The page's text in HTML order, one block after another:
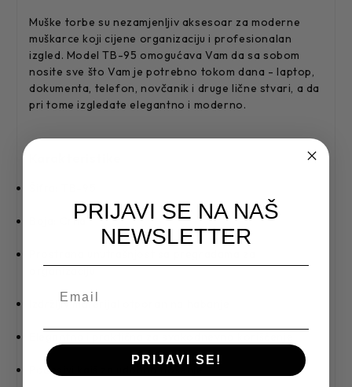
Muške torbe su nezamjenljiv aksesoar za moderne
muškarce koji cijene organizaciju i profesionalan
izgled. Model TB-95 omogućava Vam da sa sobom
nosite sve što Vam je potrebno tokom dana - laptop,
dokumenta, telefon, novčanik i druge lične stvari, a da
pri tome izgledate elegantno i moderno.
Boja: Crna
organizaciju
Izdržljiv materijal otporan na habanje
Podesivi kaiš za udobno nošenje
PRIJAVI SE NA NAŠ
NEWSLETTER
PRIJAVI SE!